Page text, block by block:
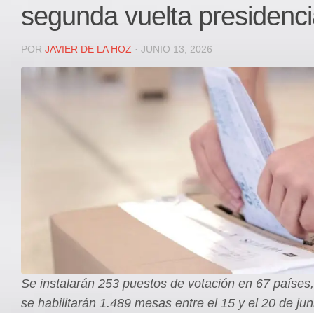
REGIONAL
DEPARTAMENTAL
Internacional
Registro ISSN: 2711-3299
segunda vuelta
POR JAVIER DE LA HOZ · JUNIO 13, 2026
Se instalarán 253 puestos de votación en 67
se habilitarán 1.489 mesas entre el 15 y el 20 de